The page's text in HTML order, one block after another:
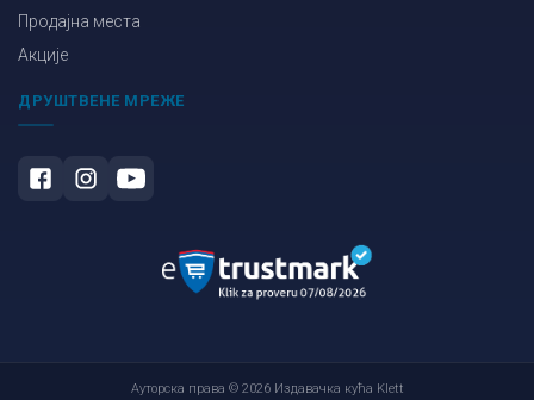
Продајна места
Акције
ДРУШТВЕНЕ МРЕЖЕ
Ауторска права © 2026 Издавачка кућа Klett